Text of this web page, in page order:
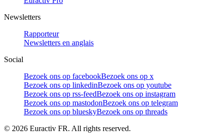
Newsletters
Rapporteur
Newsletters en anglais
Social
Bezoek ons op facebookBezoek ons op x
Bezoek ons op linkedinBezoek ons op youtube
Bezoek ons op rss-feedBezoek ons op instagram
Bezoek ons op mastodonBezoek ons op telegram
Bezoek ons op blueskyBezoek ons op threads
© 2026 Euractiv FR. All rights reserved.